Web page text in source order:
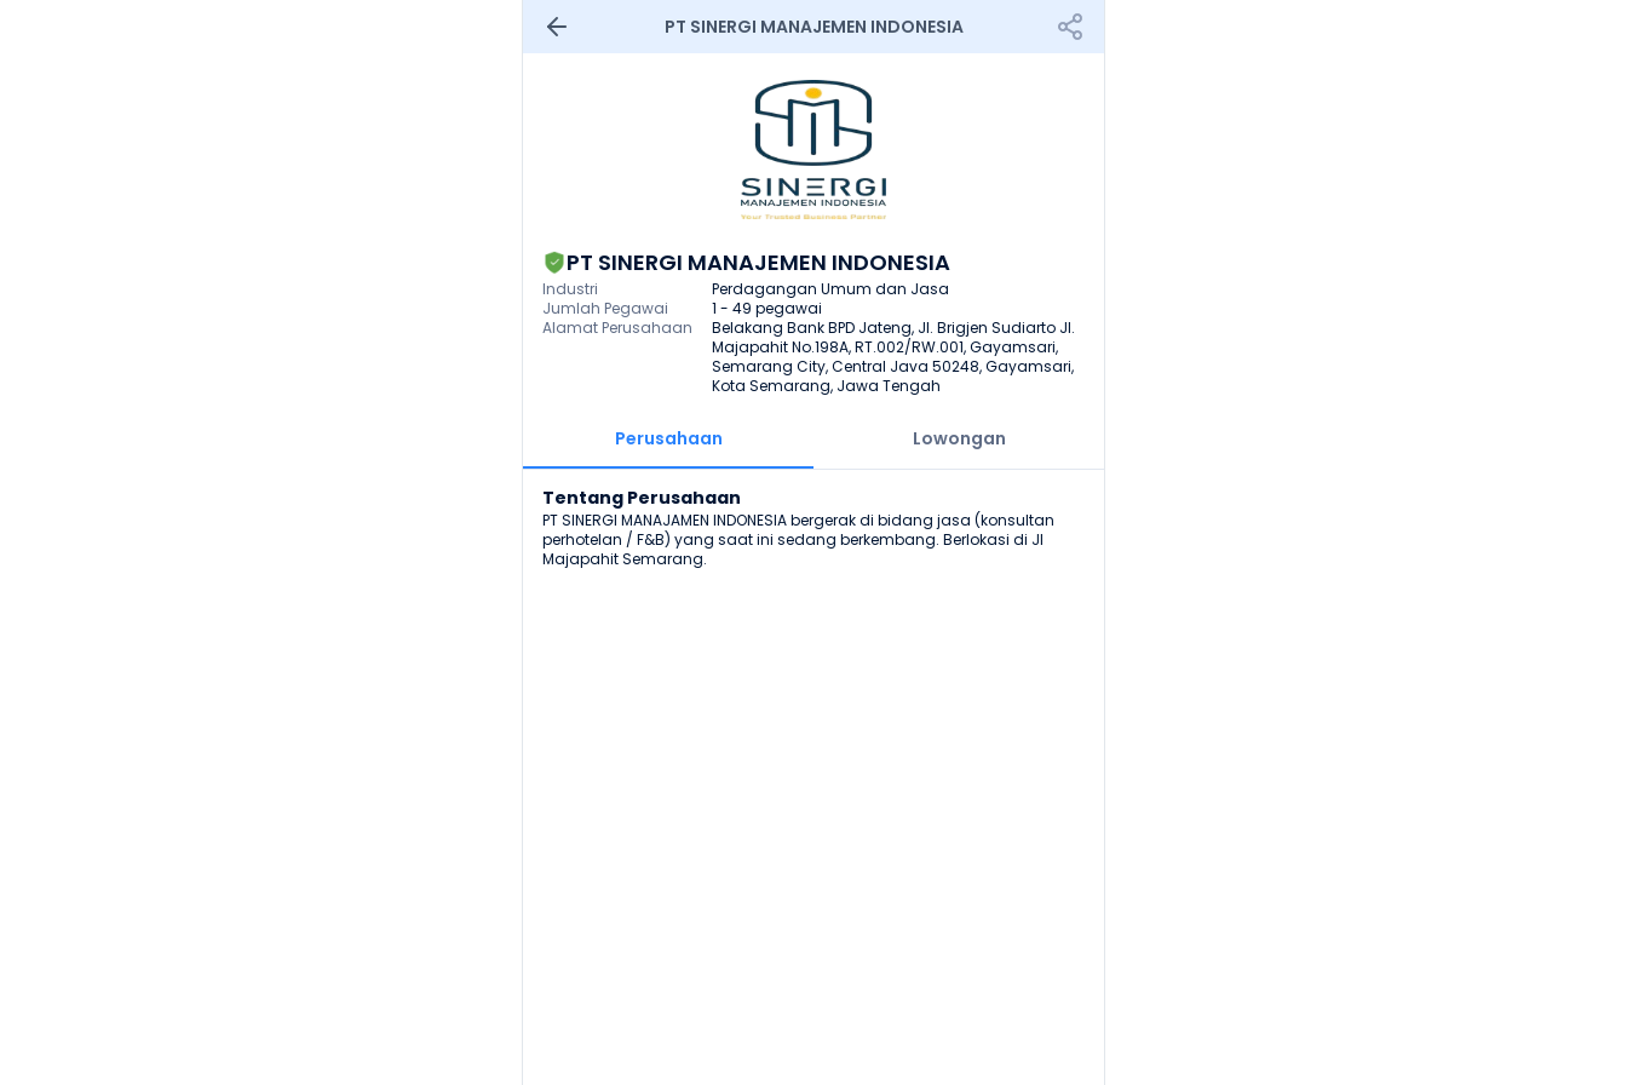
PT SINERGI MANAJEMEN INDONESIA
PT SINERGI MANAJEMEN INDONESIA
Industri
Perdagangan Umum dan Jasa
Jumlah Pegawai
1 - 49 pegawai
Alamat Perusahaan
Belakang Bank BPD Jateng, Jl. Brigjen Sudiarto Jl.
Majapahit No.198A, RT.002/RW.001, Gayamsari,
Semarang City, Central Java 50248, Gayamsari,
Kota Semarang, Jawa Tengah
Perusahaan Lowongan
Tentang Perusahaan
PT SINERGI MANAJAMEN INDONESIA bergerak di bidang jasa (konsultan
perhotelan / F&B) yang saat ini sedang berkembang. Berlokasi di Jl
Majapahit Semarang.